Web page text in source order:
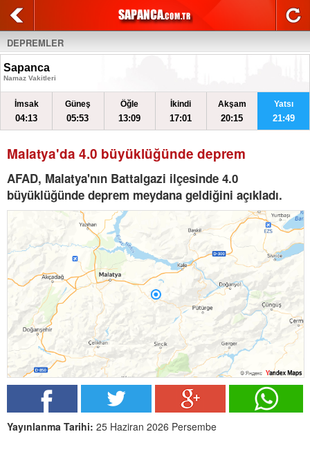
DEPREMLER
Sapanca
Namaz Vakitleri
İmsak
04:13
Güneş
05:53
Öğle
13:09
İkindi
17:01
Akşam
20:15
Yatsı
21:49
Malatya'da 4.0 büyüklüğünde deprem
AFAD, Malatya'nın Battalgazi ilçesinde 4.0
büyüklüğünde deprem meydana geldiğini açıkladı.
Yayınlanma Tarihi: 25 Haziran 2026 Persembe